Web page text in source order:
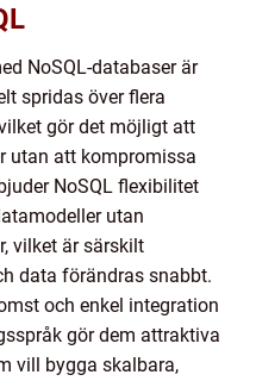
NoSQL-databaser är
spridas över flera
gör det möjligt att
utan att kompromissa
NoSQL flexibilitet
utan
vilket är särskilt
data förändras snabbt.
och enkel integration
gör dem attraktiva
vill bygga skalbara,